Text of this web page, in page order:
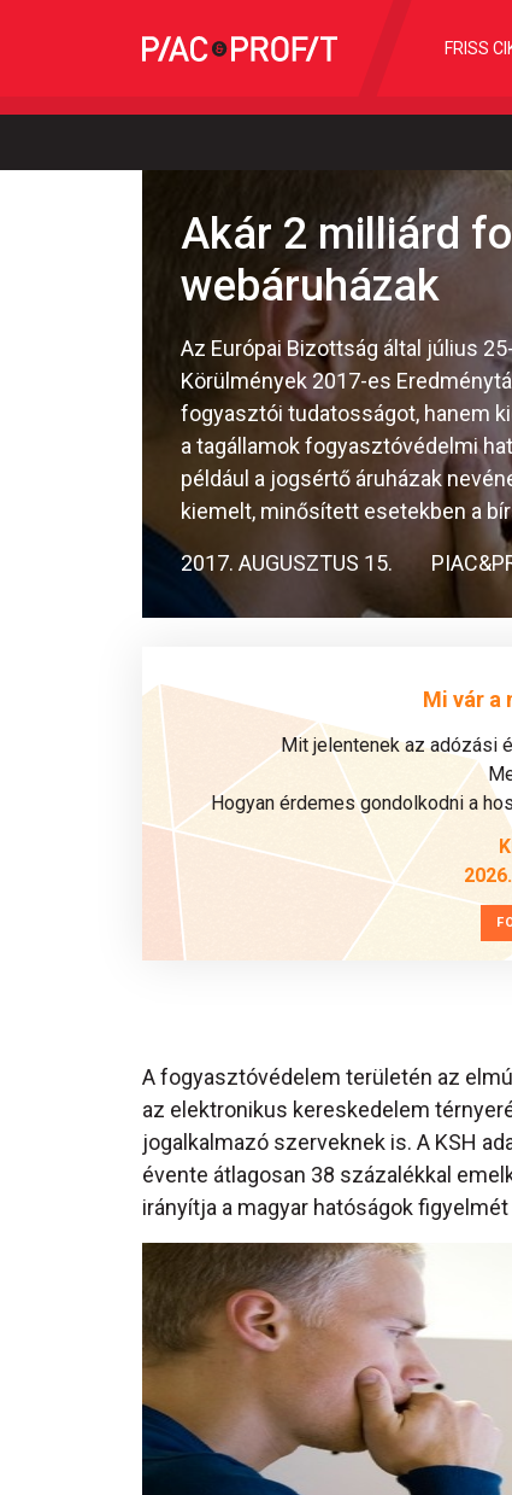
FRISS
Akár 2 milliárd
webáruházak
Az Európai Bizottság által július
Körülmények 2017-es
fogyasztói tudatosságot, hanem
a tagállamok fogyasztóvédelmi
például a jogsértő áruházak
kiemelt, minősített esetekben a
2017. AUGUSZTUS 15.
Mi vár a
Mit jelentenek az adózási
Hogyan érdemes gondolkodni a
A fogyasztóvédelem területén az
az elektronikus kereskedelem
jogalkalmazó szerveknek is. A KSH
évente átlagosan 38 százalékkal
irányítja a magyar hatóságok